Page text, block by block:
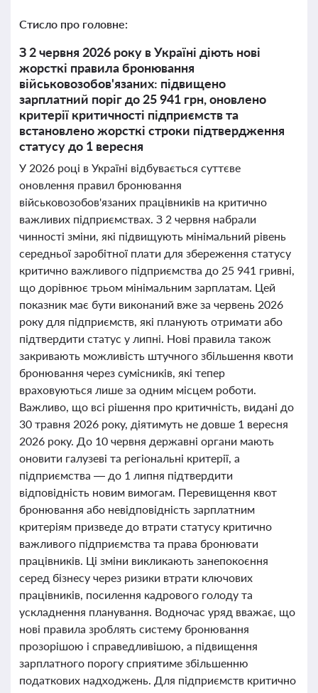
Стисло про головне:
З 2 червня 2026 року в Україні діють нові
жорсткі правила бронювання
військовозобов'язаних: підвищено
зарплатний поріг до 25 941 грн, оновлено
критерії критичності підприємств та
встановлено жорсткі строки підтвердження
статусу до 1 вересня
У 2026 році в Україні відбувається суттєве
оновлення правил бронювання
військовозобов'язаних працівників на критично
важливих підприємствах. З 2 червня набрали
чинності зміни, які підвищують мінімальний рівень
середньої заробітної плати для збереження статусу
критично важливого підприємства до 25 941 гривні,
що дорівнює трьом мінімальним зарплатам. Цей
показник має бути виконаний вже за червень 2026
року для підприємств, які планують отримати або
підтвердити статус у липні. Нові правила також
закривають можливість штучного збільшення квоти
бронювання через сумісників, які тепер
враховуються лише за одним місцем роботи.
Важливо, що всі рішення про критичність, видані до
30 травня 2026 року, діятимуть не довше 1 вересня
2026 року. До 10 червня державні органи мають
оновити галузеві та регіональні критерії, а
підприємства — до 1 липня підтвердити
відповідність новим вимогам. Перевищення квот
бронювання або невідповідність зарплатним
критеріям призведе до втрати статусу критично
важливого підприємства та права бронювати
працівників. Ці зміни викликають занепокоєння
серед бізнесу через ризики втрати ключових
працівників, посилення кадрового голоду та
ускладнення планування. Водночас уряд вважає, що
нові правила зроблять систему бронювання
прозорішою і справедливішою, а підвищення
зарплатного порогу сприятиме збільшенню
податкових надходжень. Для підприємств критично